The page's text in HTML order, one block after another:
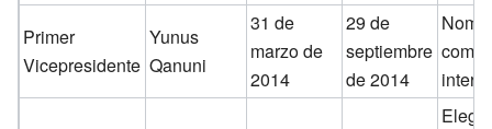
Primer
Vicepresidente
Yunus
Qanuni
31 de
marzo de
2014
29 de
septiembre
de 2014
como